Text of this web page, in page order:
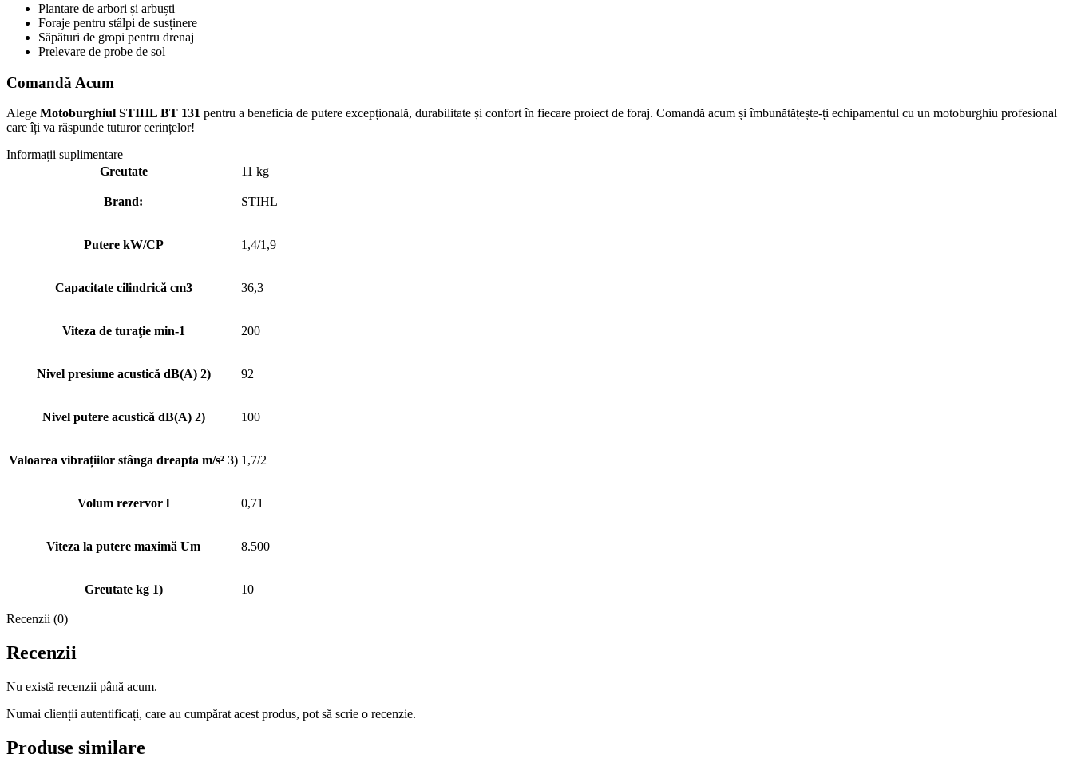
Plantare de arbori și arbuști
Foraje pentru stâlpi de susținere
Săpături de gropi pentru drenaj
Prelevare de probe de sol
Comandă Acum
Alege Motoburghiul STIHL BT 131 pentru a beneficia de putere excepțională, durabilitate și confort în fiecare proiect de foraj. Comandă acum și îmbunătățește-ți echipamentul cu un motoburghiu profesional
care îți va răspunde tuturor cerințelor!
Informații suplimentare
Greutate
11 kg
Brand: STIHL
Putere kW/CP 1,4/1,9
Capacitate cilindrică cm3 36,3
Viteza de turaţie min-1 200
Nivel presiune acustică dB(A) 2) 92
Nivel putere acustică dB(A) 2) 100
Valoarea vibrațiilor stânga dreapta m/s² 3) 1,7/2
Volum rezervor l 0,71
Viteza la putere maximă Um 8.500
Greutate kg 1) 10
Recenzii (0)
Recenzii
Nu există recenzii până acum.
Numai clienții autentificați, care au cumpărat acest produs, pot să scrie o recenzie.
Produse similare